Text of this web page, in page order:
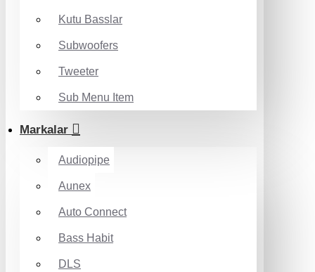
Kutu Basslar
Subwoofers
Tweeter
Sub Menu Item
Markalar
Audiopipe
Aunex
Auto Connect
Bass Habit
DLS